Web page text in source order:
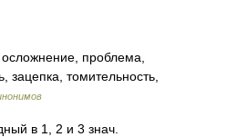
проблема,
томительность,
в 1, 2 и 3 знач.